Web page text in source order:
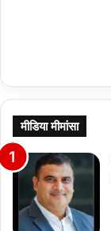
मीडिया मीमांसा